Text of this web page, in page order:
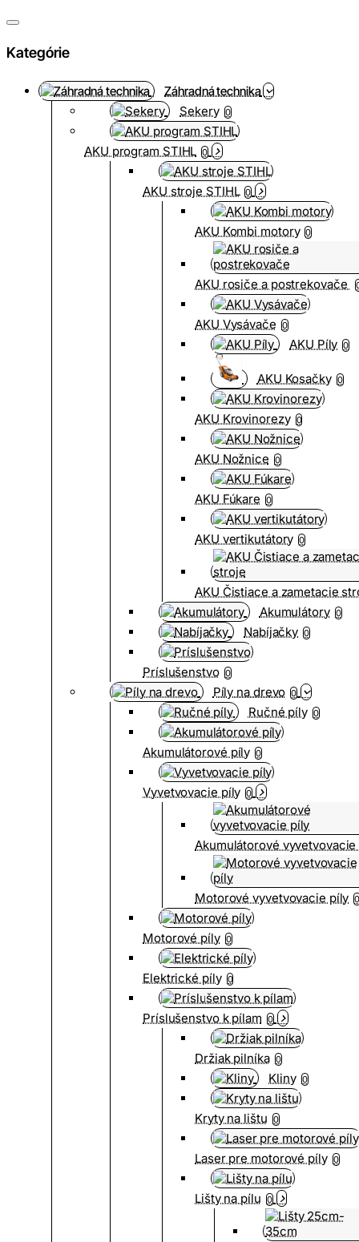
Kategórie
Záhradná technika
Sekery 0
AKU program STIHL 0
AKU stroje STIHL 0
AKU Kombi motory 0
AKU rosiče a postrekovače
AKU Vysávače 0
AKU Píly 0
AKU Kosačky 0
AKU Krovinorezy 0
AKU Nožnice 0
AKU Fúkare 0
AKU vertikutátory 0
AKU Čistiace a zametacie
Akumulátory 0
Nabíjačky 0
Príslušenstvo 0
Píly na drevo 0
Ručné píly 0
Akumulátorové píly 0
Vyvetvovacie píly 0
Akumulátorové
Motorové vyvetvovacie píly
Motorové píly 0
Elektrické píly 0
Príslušenstvo k pílam 0
Držiak pilníka 0
Kliny 0
Kryty na lištu 0
Laser pre motorové píly 0
Lišty na pílu 0